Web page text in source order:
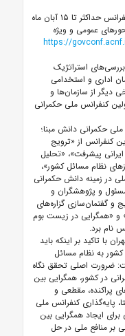
بر اساس اعلام دبیرخانه کنفرانس، مخاطبان کنفرانس حداکثر تا ۱۵ آبان ماه
عمومی و ویژه
https://
استراتژیک
اداری و استخدامی
دیگر از سازمان‌ها و
کنفرانس ملی حکمرانی
حکمرانی دانش مبنا؛
کنفرانس از «ترویج
پیشرفت»، «تحلیل
نظام مسائل کشور»،
در زمینه دانش حکمرانی
و پژوهشگران و
و گفتمان‌سازی گزاره‌های
و «همگرایی در زیست بوم
نام برد.
با تاکید بر اینکه باید
کشور به نظام مسائل
ضرورت اصلی تحقق نگاه
در کشور، همگرایی بین
پراکنده، مقطعی و
پایه‌گذاری کنفرانس ملی
برای ایجاد همگرایی بین
بر منافع ملی در حل